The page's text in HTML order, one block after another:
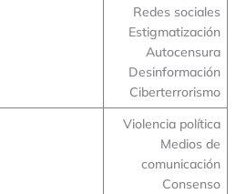
Redes sociales
Estigmatización
Autocensura
Desinformación
Ciberterrorismo
Violencia política
Medios de
comunicación
Consenso